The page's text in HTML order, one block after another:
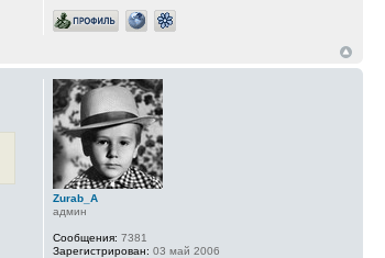
Zurab_A
админ
Сообщения: 7381
Зарегистрирован: 03 май 2006